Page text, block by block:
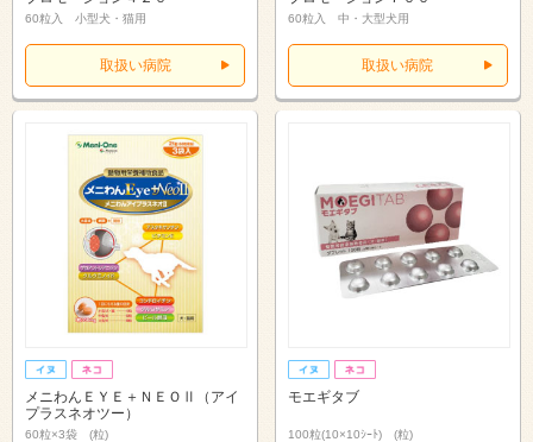
60粒入 小型犬・猫用
取扱い病院
60粒入 中・大型犬用
取扱い病院
メニわんＥＹＥ＋ＮＥＯⅡ（アイ
プラスネオツー）
60粒×3袋 (粒)
モエギタブ
100粒(10×10ｼｰﾄ) (粒)